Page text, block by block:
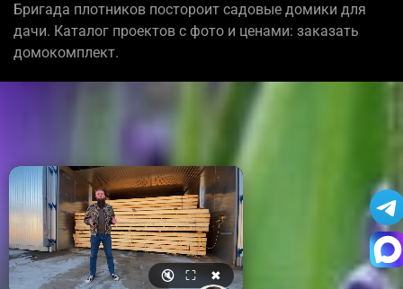
Бригада плотников постороит садовые домики для
дачи. Каталог проектов с фото и ценами: заказать
домокомплект.
🔇 ⛶ ✖